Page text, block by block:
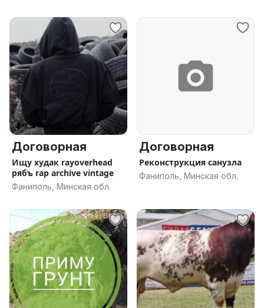
Договорная
Ищу худак rayoverhead
рябъ rap archive vintage
Фаниполь, Минская обл.
Договорная
Реконструкция санузла
Фаниполь, Минская обл.